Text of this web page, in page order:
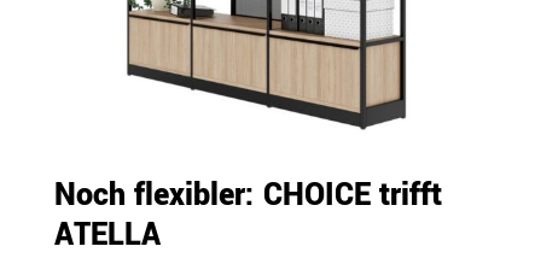
Noch flexibler: CHOICE trifft
ATELLA